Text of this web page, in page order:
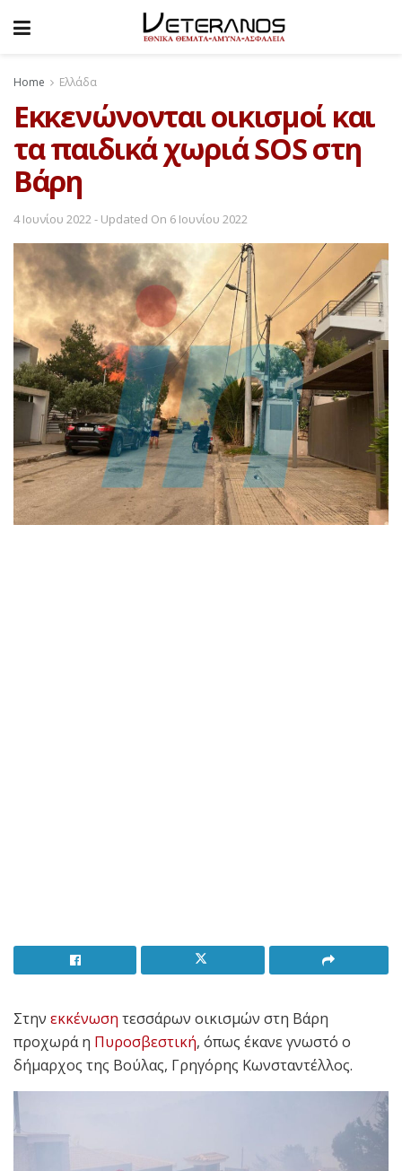
Home Ελλάδα
Εκκενώνονται οικισμοί και
τα παιδικά χωριά SOS στη
Βάρη
4 Ιουνίου 2022 - Updated On 6 Ιουνίου 2022
Στην εκκένωση τεσσάρων οικισμών στη Βάρη
προχωρά η Πυροσβεστική, όπως έκανε γνωστό ο
δήμαρχος της Βούλας, Γρηγόρης Κωνσταντέλλος.